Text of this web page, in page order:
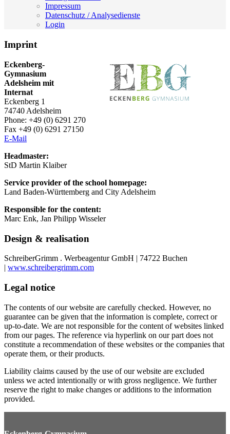
Impressum
Datenschutz / Analysedienste
Login
Imprint
Eckenberg-
Gymnasium
Adelsheim mit
Internat
Eckenberg 1
74740 Adelsheim
Phone: +49 (0) 6291 270
Fax +49 (0) 6291 27150
E-Mail
Headmaster:
StD Martin Klaiber
Service provider of the school homepage:
Land Baden-Württemberg and City Adelsheim
Responsible for the content:
Marc Enk, Jan Philipp Wisseler
Design & realisation
SchreiberGrimm . Werbeagentur GmbH | 74722 Buchen
| www.schreibergrimm.com
Legal notice
The contents of our website are carefully checked. However, no
guarantee can be given that the information is complete, correct or
up-to-date. We are not responsible for the content of websites linked
from our pages. The reference via hyperlink on our part does not
constitute a recommendation of these websites or the companies that
operate them, or their products.
Liability claims caused by the use of our website are excluded
unless we acted intentionally or with gross negligence. We further
reserve the right to make changes or additions to the information
provided.